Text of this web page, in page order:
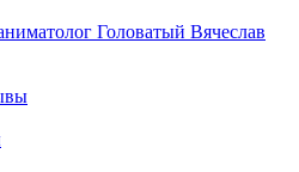
Головатый Вячеслав